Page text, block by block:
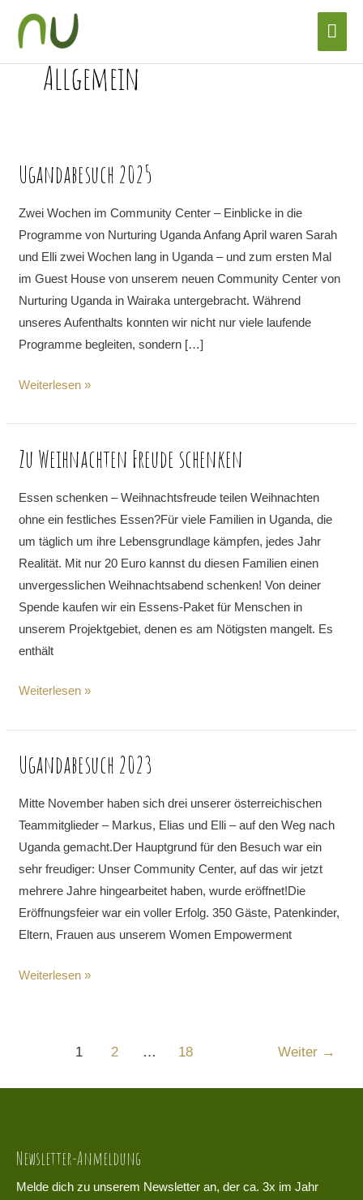
Inhalt
Allgemein
Ugandabesuch 2025
Zwei Wochen im Community Center – Einblicke in die
Programme von Nurturing Uganda Anfang April waren Sarah
und Elli zwei Wochen lang in Uganda – und zum ersten Mal
im Guest House von unserem neuen Community Center von
Nurturing Uganda in Wairaka untergebracht. Während
unseres Aufenthalts konnten wir nicht nur viele laufende
Programme begleiten, sondern […]
Ugandabesuch
Weiterlesen »
Zu Weihnachten Freude schenken
Essen schenken – Weihnachtsfreude teilen Weihnachten
ohne ein festliches Essen?Für viele Familien in Uganda, die
um täglich um ihre Lebensgrundlage kämpfen, jedes Jahr
Realität. Mit nur 20 Euro kannst du diesen Familien einen
unvergesslichen Weihnachtsabend schenken! Von deiner
Spende kaufen wir ein Essens-Paket für Menschen in
unserem Projektgebiet, denen es am Nötigsten mangelt. Es
enthält
Zu
Freude
schenken
Weiterlesen »
Ugandabesuch 2023
Mitte November haben sich drei unserer österreichischen
Teammitglieder – Markus, Elias und Elli – auf den Weg nach
Uganda gemacht.Der Hauptgrund für den Besuch war ein
sehr freudiger: Unser Community Center, auf das wir jetzt
mehrere Jahre hingearbeitet haben, wurde eröffnet!Die
Eröffnungsfeier war ein voller Erfolg. 350 Gäste, Patenkinder,
Eltern, Frauen aus unserem Women Empowerment
Ugandabesuch
Weiterlesen »
1 2 … 18 Weiter →
Newsletter-Anmeldung
Melde dich zu unserem Newsletter an, der ca. 3x im Jahr